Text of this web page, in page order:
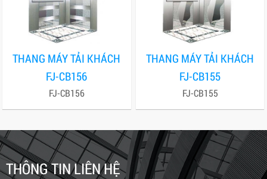
THANG MÁY TẢI KHÁCH
FJ-CB156
FJ-CB156
THANG MÁY TẢI KHÁCH
FJ-CB155
FJ-CB155
THÔNG TIN LIÊN HỆ